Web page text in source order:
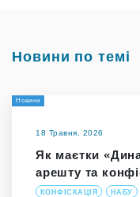
Новини по темі
Новини
18 Травня, 2026
Як маєтки
арешту та
КОНФІСКАЦІЯ НАБУ